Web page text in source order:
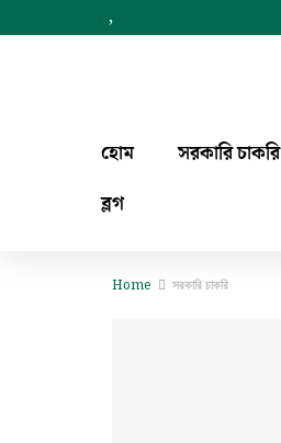
,
হোম সরকারি চাকরি
ব্লগ
Home সরকারি চাকরি